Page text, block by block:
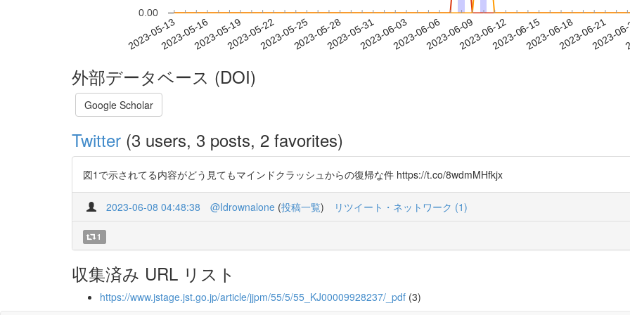
2023-05-132023-05-162023-05-192023-05-222023-05-252023-05-282023-05-312023-06-032023-06-062023-06-092023-06-122023-06-152023-06-182023-06-21
2023-
0.00
外部データベース (DOI)
Google Scholar
Twitter (3 users, 3 posts, 2 favorites)
図1で示されてる内容がどう見てもマインドクラッシュからの復帰な件 https://t.co/8wdmMHfkjx
2023-06-08 04:48:38 @Idrownalone (投稿一覧) リツイート・ネットワーク (1)
1
収集済み URL リスト
https://www.jstage.jst.go.jp/article/jjpm/55/5/55_KJ00009928237/_pdf (3)